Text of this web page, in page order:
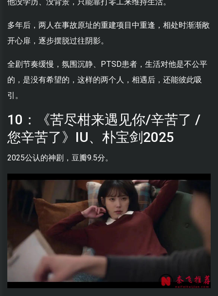
多年后，两人在事故原址的重建项目中重逢，相处时渐渐敞
开心扉，逐步摆脱过往阴影。
全剧节奏缓慢，氛围沉静、PTSD患者，生活对他是不公平
的，是没有希望的，这样的两个人，相遇后，还能彼此吸
引。
10：《苦尽柑来遇见你/辛苦了 /
您辛苦了》IU、朴宝剑2025
2025公认的神剧，豆瓣9.5分。